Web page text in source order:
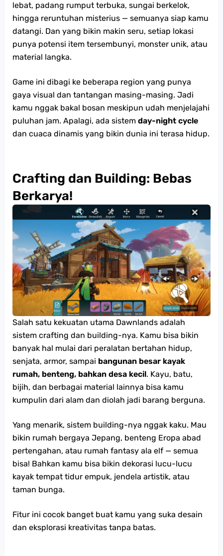
lebat, padang rumput terbuka, sungai berkelok,
hingga reruntuhan misterius — semuanya siap kamu
datangi. Dan yang bikin makin seru, setiap lokasi
punya potensi item tersembunyi, monster unik, atau
material langka.
Game ini dibagi ke beberapa region yang punya
gaya visual dan tantangan masing-masing. Jadi
kamu nggak bakal bosan meskipun udah menjelajahi
puluhan jam. Apalagi, ada sistem day-night cycle
dan cuaca dinamis yang bikin dunia ini terasa hidup.
Crafting dan Building: Bebas
Berkarya!
Salah satu kekuatan utama Dawnlands adalah
sistem crafting dan building-nya. Kamu bisa bikin
banyak hal mulai dari peralatan bertahan hidup,
senjata, armor, sampai bangunan besar kayak
rumah, benteng, bahkan desa kecil. Kayu, batu,
bijih, dan berbagai material lainnya bisa kamu
kumpulin dari alam dan diolah jadi barang berguna.
Yang menarik, sistem building-nya nggak kaku. Mau
bikin rumah bergaya Jepang, benteng Eropa abad
pertengahan, atau rumah fantasy ala elf — semua
bisa! Bahkan kamu bisa bikin dekorasi lucu-lucu
kayak tempat tidur empuk, jendela artistik, atau
taman bunga.
Fitur ini cocok banget buat kamu yang suka desain
dan eksplorasi kreativitas tanpa batas.